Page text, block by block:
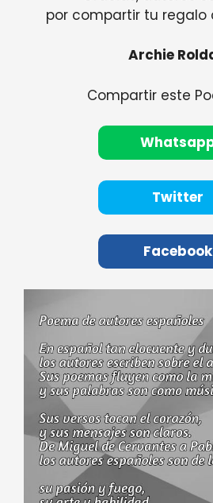
por compartir tu regalo
Archie
Compartir este
Twitter
Facebook